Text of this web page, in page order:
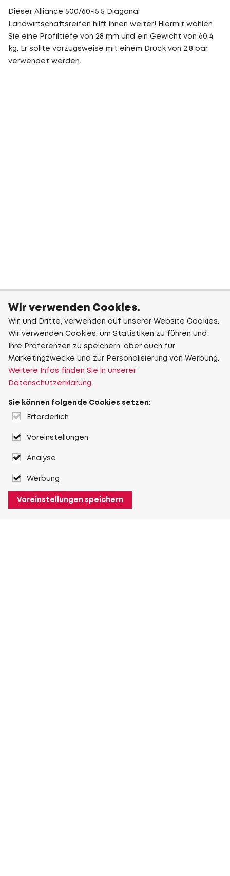
Dieser Alliance 500/60-15.5 Diagonal
Landwirtschaftsreifen hilft Ihnen weiter! Hiermit wählen
Sie eine Profiltiefe von 28 mm und ein Gewicht von 60,4
kg. Er sollte vorzugsweise mit einem Druck von 2,8 bar
verwendet werden.
Wir verwenden Cookies.
Wir, und Dritte, verwenden auf unserer Website Cookies.
Wir verwenden Cookies, um Statistiken zu führen und
Ihre Präferenzen zu speichern, aber auch für
Marketingzwecke und zur Personalisierung von Werbung.
Weitere Infos finden Sie in unserer
Datenschutzerklärung.
Sie können folgende Cookies setzen:
Erforderlich
Voreinstellungen
Analyse
Werbung
Voreinstellungen speichern